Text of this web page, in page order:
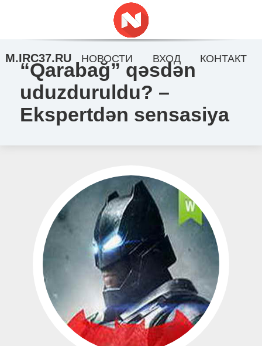
“Qarabağ” qəsdən
uduzduruldu? –
Ekspertdən sensasiya
M.IRC37.RU НОВОСТИ ВХОД КОНТАКТ